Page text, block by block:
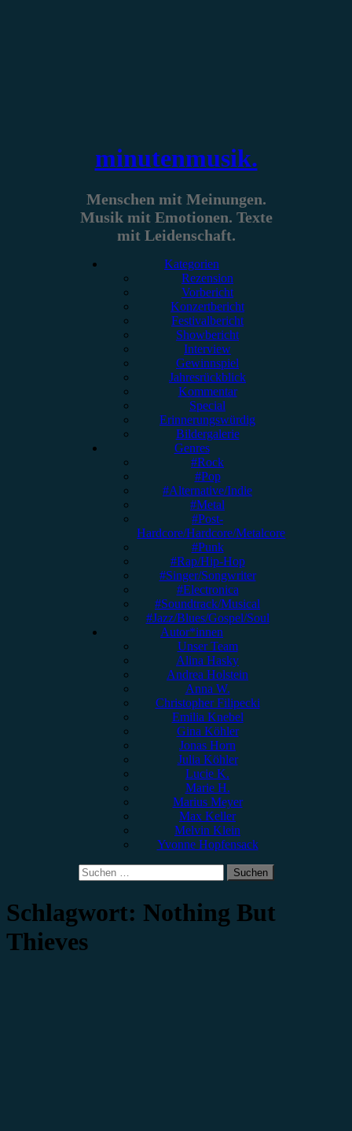
minutenmusik.
Menschen mit Meinungen.
Musik mit Emotionen. Texte
mit Leidenschaft.
Kategorien
Rezension
Vorbericht
Konzertbericht
Festivalbericht
Showbericht
Interview
Gewinnspiel
Jahresrückblick
Kommentar
Special
Erinnerungswürdig
Bildergalerie
Genres
#Rock
#Pop
#Alternative/Indie
#Metal
#Post-
Hardcore/Hardcore/Metalcore
#Punk
#Rap/Hip-Hop
#Singer/Songwriter
#Electronica
#Soundtrack/Musical
#Jazz/Blues/Gospel/Soul
Autor*innen
Unser Team
Alina Hasky
Andrea Holstein
Anna W.
Christopher Filipecki
Emilia Knebel
Gina Köhler
Jonas Horn
Julia Köhler
Lucie K.
Marie H.
Marius Meyer
Max Keller
Melvin Klein
Yvonne Hopfensack
Suchen
nach:
Schlagwort: Nothing But
Thieves